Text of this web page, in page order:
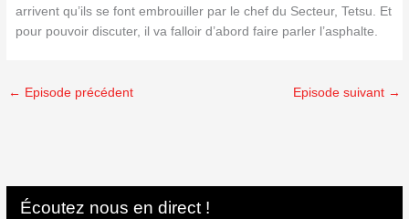
arrivent qu’ils se font embrouiller par le chef du Secteur, Tetsu. Et
pour pouvoir discuter, il va falloir d’abord faire parler l’asphalte.
← Episode précédent Episode suivant →
Écoutez nous en direct !